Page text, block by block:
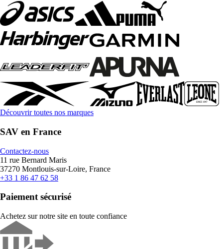
Découvrir toutes nos marques
SAV en France
Contactez-nous
11 rue Bernard Maris
37270 Montlouis-sur-Loire, France
+33 1 86 47 62 58
Paiement sécurisé
Achetez sur notre site en toute confiance